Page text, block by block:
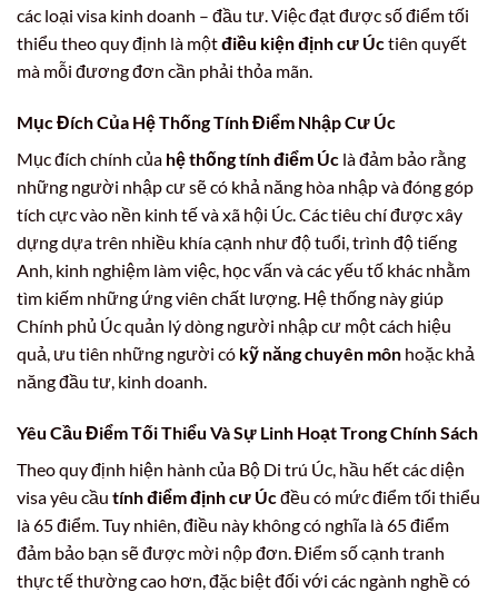
các loại visa kinh doanh – đầu tư. Việc đạt được số điểm tối
thiểu theo quy định là mộtđiều kiện định cư Úctiên quyết
mà mỗi đương đơn cần phải thỏa mãn.
Mục Đích Của Hệ Thống Tính Điểm Nhập Cư Úc
Mục đích chính của hệ thống tính điểm Úc là đảm bảo rằng
những người nhập cư sẽ có khả năng hòa nhập và đóng góp
tích cực vào nền kinh tế và xã hội Úc. Các tiêu chí được xây
dựng dựa trên nhiều khía cạnh như độ tuổi, trình độ tiếng
Anh, kinh nghiệm làm việc, học vấn và các yếu tố khác nhằm
tìm kiếm những ứng viên chất lượng. Hệ thống này giúp
Chính phủ Úc quản lý dòng người nhập cư một cách hiệu
quả, ưu tiên những người có kỹ năng chuyên môn hoặc khả
năng đầu tư, kinh doanh.
Yêu Cầu Điểm Tối Thiểu Và Sự Linh Hoạt Trong Chính Sách
Theo quy định hiện hành của Bộ Di trú Úc, hầu hết các diện
visa yêu cầu tính điểm định cư Úcđều có mức điểm tối thiểu
là 65 điểm. Tuy nhiên, điều này không có nghĩa là 65 điểm
đảm bảo bạn sẽ được mời nộp đơn. Điểm số cạnh tranh
thực tế thường cao hơn, đặc biệt đối với các ngành nghề có